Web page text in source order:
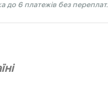
до 6 платежів без переплат.